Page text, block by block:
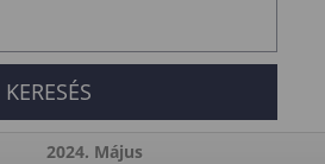
2024. Május